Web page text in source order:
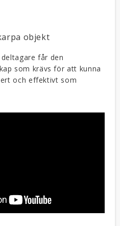
objekt
får den
som krävs för att kunna
och effektivt som